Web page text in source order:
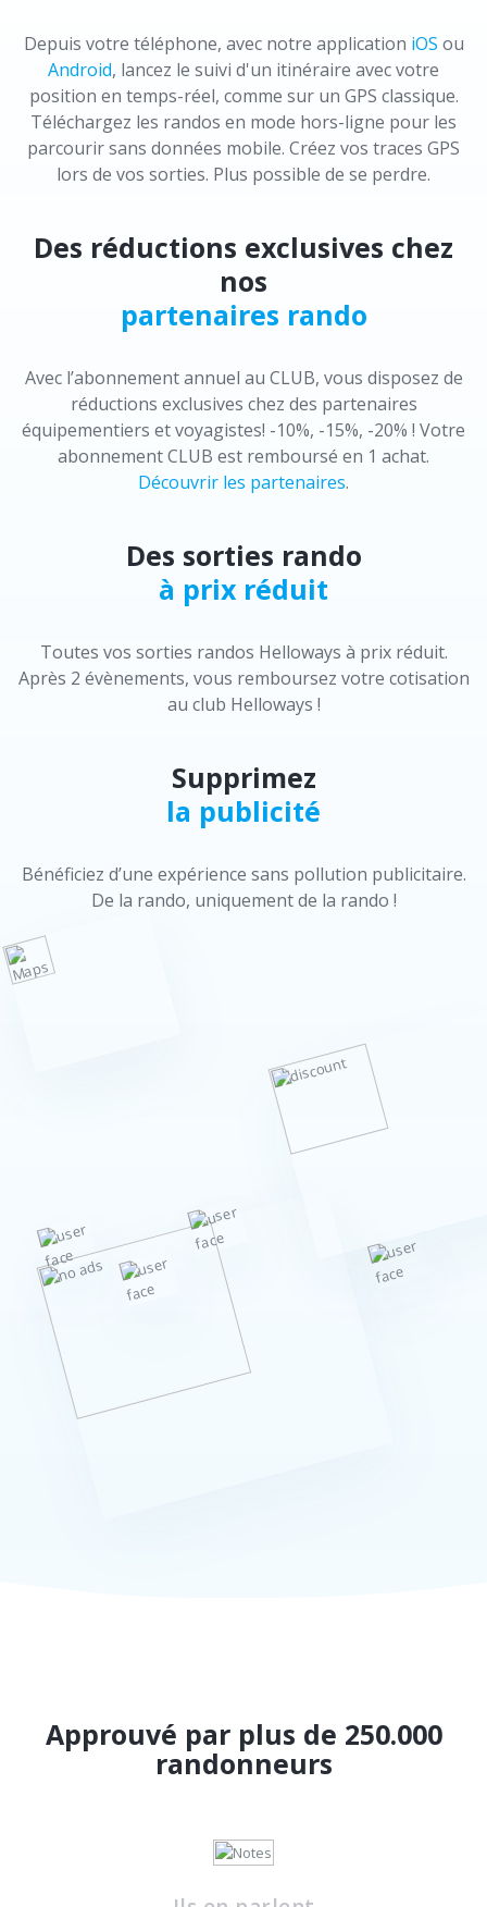
Depuis votre téléphone, avec notre application iOS ou
Android, lancez le suivi d'un itinéraire avec votre
position en temps-réel, comme sur un GPS classique.
Téléchargez les randos en mode hors-ligne pour les
parcourir sans données mobile. Créez vos traces GPS
lors de vos sorties. Plus possible de se perdre.
Des réductions exclusives chez
nos
partenaires rando
Avec l’abonnement annuel au CLUB, vous disposez de
réductions exclusives chez des partenaires
équipementiers et voyagistes! -10%, -15%, -20% ! Votre
abonnement CLUB est remboursé en 1 achat.
Découvrir les partenaires.
Des sorties rando
à prix réduit
Toutes vos sorties randos Helloways à prix réduit.
Après 2 évènements, vous remboursez votre cotisation
au club Helloways !
Supprimez
la publicité
Bénéficiez d’une expérience sans pollution publicitaire.
De la rando, uniquement de la rando !
Approuvé par plus de 250.000
randonneurs